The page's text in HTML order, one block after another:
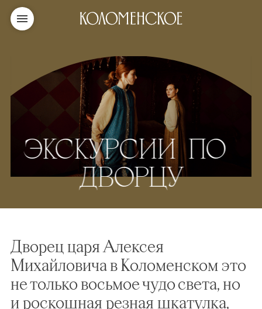
ЭКСКУРСИИ ПО
ДВОРЦУ
Дворец царя Алексея
Михайловича в Коломенском это
не только восьмое чудо света, но
и роскошная резная шкатулка,